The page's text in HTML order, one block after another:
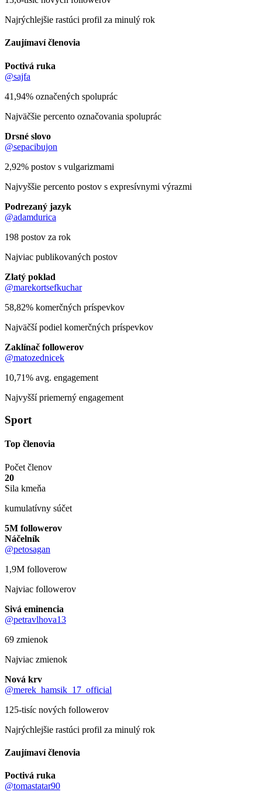
Najrýchlejšie rastúci profil za minulý rok
Zaujímaví členovia
Poctivá ruka
@sajfa
41,94% označených spoluprác
Najväčšie percento označovania spoluprác
Drsné slovo
@sepacibujon
2,92% postov s vulgarizmami
Najvyššie percento postov s expresívnymi výrazmi
Podrezaný jazyk
@adamdurica
198 postov za rok
Najviac publikovaných postov
Zlatý poklad
@marekortsefkuchar
58,82% komerčných príspevkov
Najväčší podiel komerčných príspevkov
Zaklínač followerov
@matozednicek
10,71% avg. engagement
Najvyšší priemerný engagement
Sport
Top členovia
Počet členov
20
Sila kmeňa
kumulatívny súčet
5M followerov
Náčelník
@petosagan
1,9M folloverow
Najviac followerov
Sivá eminencia
@petravlhova13
69 zmienok
Najviac zmienok
Nová krv
@merek_hamsik_17_official
125-tisíc nových followerov
Najrýchlejšie rastúci profil za minulý rok
Zaujímaví členovia
Poctivá ruka
@tomastatar90